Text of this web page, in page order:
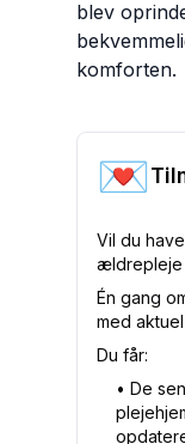
blev
komforten.
💌
Vil du
ældrepleje
Én gang
med
Du får:
•⁠ De